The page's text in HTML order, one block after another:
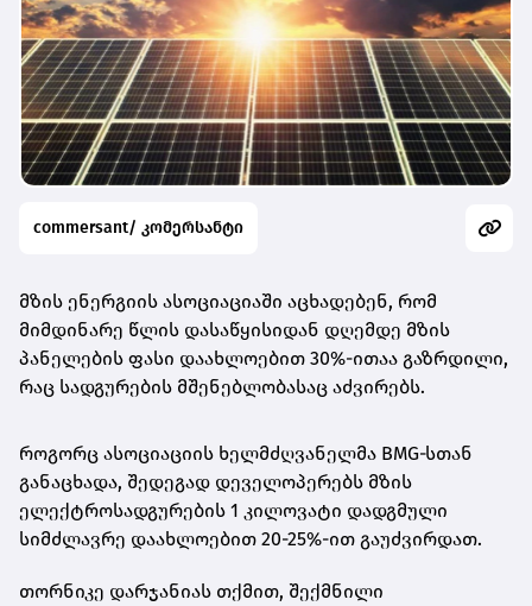
commersant/ კომერსანტი
მზის ენერგიის ასოციაციაში აცხადებენ, რომ
მიმდინარე წლის დასაწყისიდან დღემდე მზის
პანელების ფასი დაახლოებით 30%-ითაა გაზრდილი,
რაც სადგურების მშენებლობასაც აძვირებს.
როგორც ასოციაციის ხელმძღვანელმა BMG‑სთან
განაცხადა, შედეგად დეველოპერებს მზის
ელექტროსადგურების 1 კილოვატი დადგმული
სიმძლავრე დაახლოებით 20-25%-ით გაუძვირდათ.
თორნიკე დარჯანიას თქმით, შექმნილი